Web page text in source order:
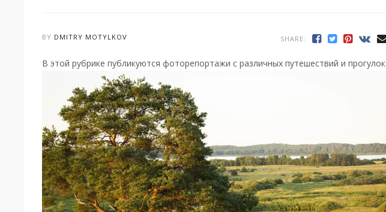
SHARE:
BY DMITRY MOTYLKOV
В этой рубрике публикуются фоторепортажи с различных путешествий и прогулок